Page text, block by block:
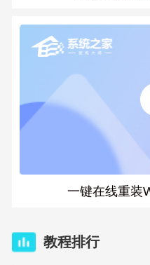
一键在线重装
教程排行